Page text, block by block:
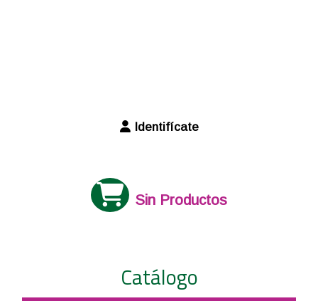
Identifícate
Sin Productos
Catálogo